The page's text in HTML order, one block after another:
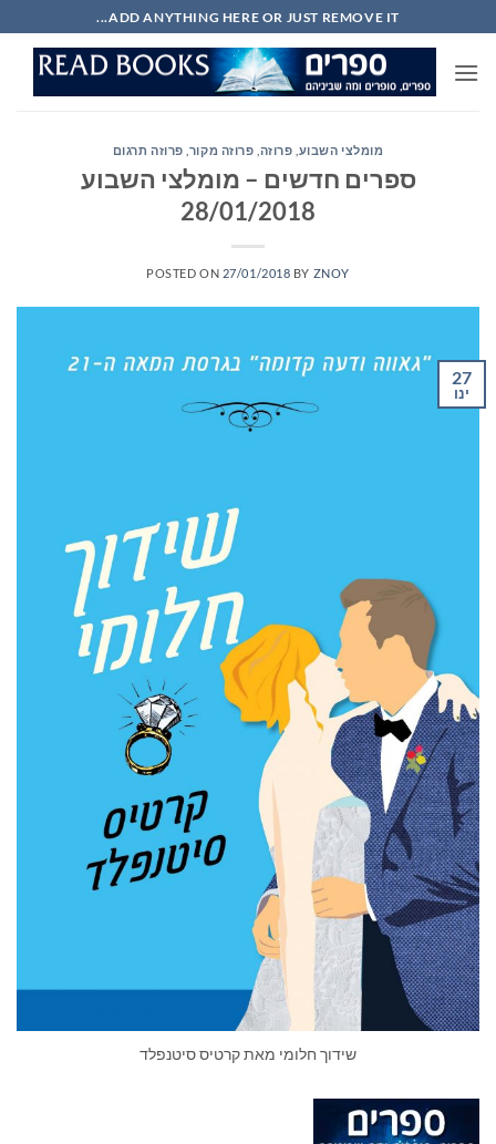
to
content
ADD ANYTHING HERE OR JUST REMOVE IT...
מומלצי השבוע פרוזה פרוזה מקור פרוזה תרגום
ספרים חדשים – מומלצי השבוע
28/01/2018
POSTED ON 27/01/2018 BY ZNOY
27
ינו
שידוך חלומי מאת קרטיס סיטנפלד